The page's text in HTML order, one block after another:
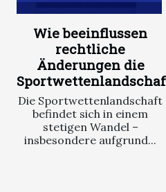
Wie beeinflussen
rechtliche
Änderungen die
Die Sportwettenlandschaft
befindet sich in einem
stetigen Wandel –
insbesondere aufgrund...